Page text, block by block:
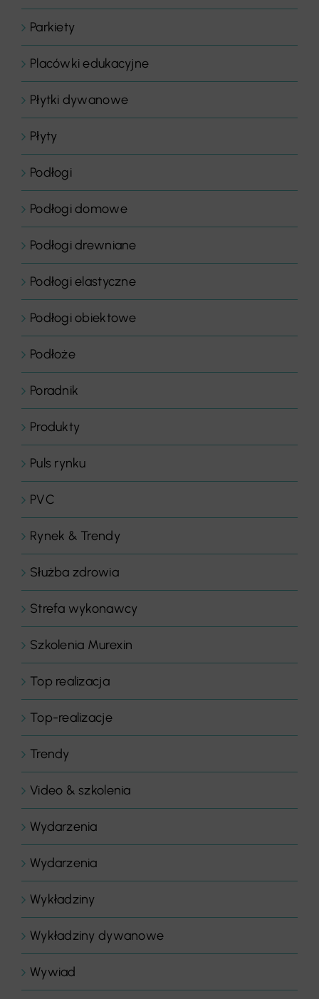
Parkiety
Placówki edukacyjne
Płytki dywanowe
Płyty
Podłogi
Podłogi domowe
Podłogi drewniane
Podłogi elastyczne
Podłogi obiektowe
Podłoże
Poradnik
Produkty
Puls rynku
PVC
Rynek & Trendy
Służba zdrowia
Strefa wykonawcy
Szkolenia Murexin
Top realizacja
Top-realizacje
Trendy
Video & szkolenia
Wydarzenia
Wydarzenia
Wykładziny
Wykładziny dywanowe
Wywiad